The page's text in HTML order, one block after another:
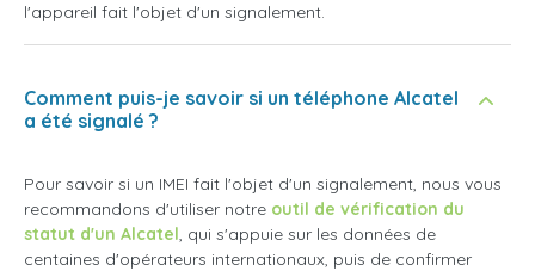
l'appareil fait l'objet d'un signalement.
Comment puis-je savoir si un téléphone Alcatel
a été signalé ?
Pour savoir si un IMEI fait l'objet d'un signalement, nous vous
recommandons d'utiliser notre outil de vérification du
statut d'un Alcatel, qui s'appuie sur les données de
centaines d'opérateurs internationaux, puis de confirmer